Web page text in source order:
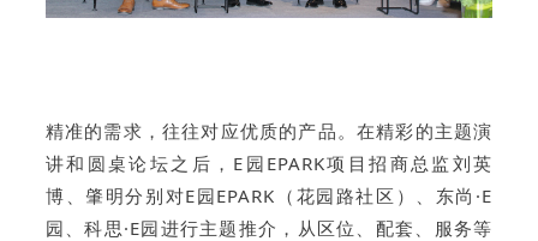
精准的需求，往往对应优质的产品。在精彩的主题演
讲和圆桌论坛之后，E园EPARK项目招商总监刘英
博、肇明分别对E园EPARK（花园路社区）、东尚·E
园、科思·E园进行主题推介，从区位、配套、服务等